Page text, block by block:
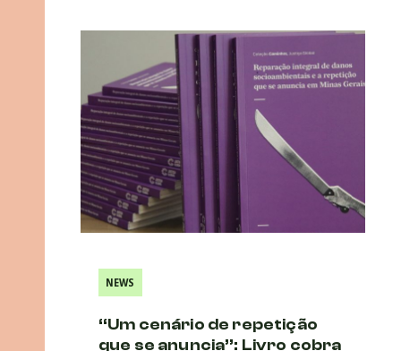
NEWS
“Um cenário de repetição
que se anuncia”: Livro cobra